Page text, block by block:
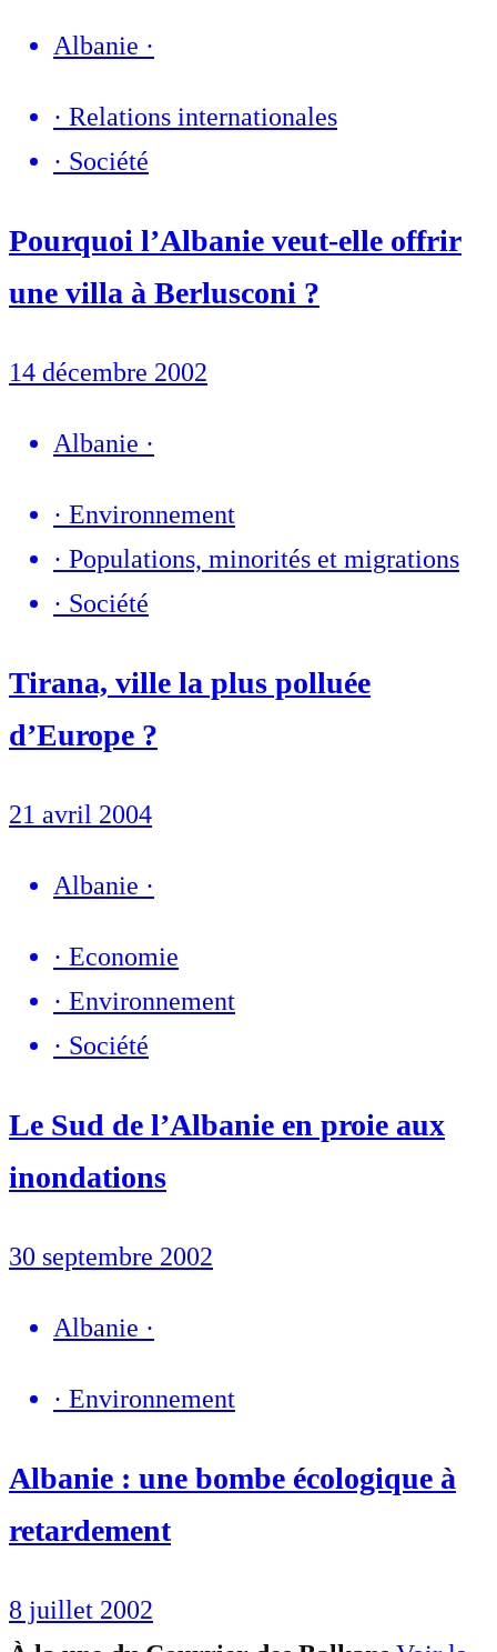
Albanie ·
· Relations internationales
· Société
Pourquoi l’Albanie veut-elle offrir
une villa à Berlusconi ?
14 décembre 2002
Albanie ·
· Environnement
· Populations, minorités et migrations
· Société
Tirana, ville la plus polluée
d’Europe ?
21 avril 2004
Albanie ·
· Economie
· Environnement
· Société
Le Sud de l’Albanie en proie aux
inondations
30 septembre 2002
Albanie ·
· Environnement
Albanie : une bombe écologique à
retardement
8 juillet 2002